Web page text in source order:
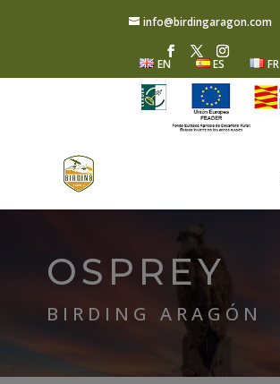
info@birdingaragon.com
EN ES FR
OSPREY
BIRDING ARAGÓN